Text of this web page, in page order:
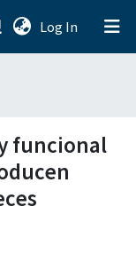
Log In (current)
funcional